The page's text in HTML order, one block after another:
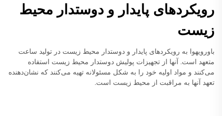
رویکردهای پایدار و دوستدار محیط
زیست
باورویهوا به رویکردهای پایدار و دوستدار محیط زیست در تولید ساعت
متعهد است. آنها از تجهیزات پولیش دوستدار محیط زیست استفاده
می‌کنند و مواد اولیه خود را به شکل مسئولانه تهیه می‌کنند که نشان‌دهنده
تعهد آنها به مراقبت از محیط زیست است.